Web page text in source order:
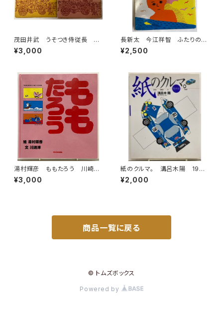
茂田井武 うそつき侍従長 上
下巻 市川三郎 昭和29年
桃園書房刊
¥3,000
長新太 今江祥智 ふたりのつ
むぎ唄 1976年 初版 理論
社刊
¥2,500
湯村輝彦 ももたろう 川崎
洋 1987年 初版 ミキハウ
ス
¥3,000
紙のクルマ。 溝呂木陽 1994
年初版の1996年重刷 二玄社
¥2,000
商品一覧に戻る
© トムズボックス
Powered by